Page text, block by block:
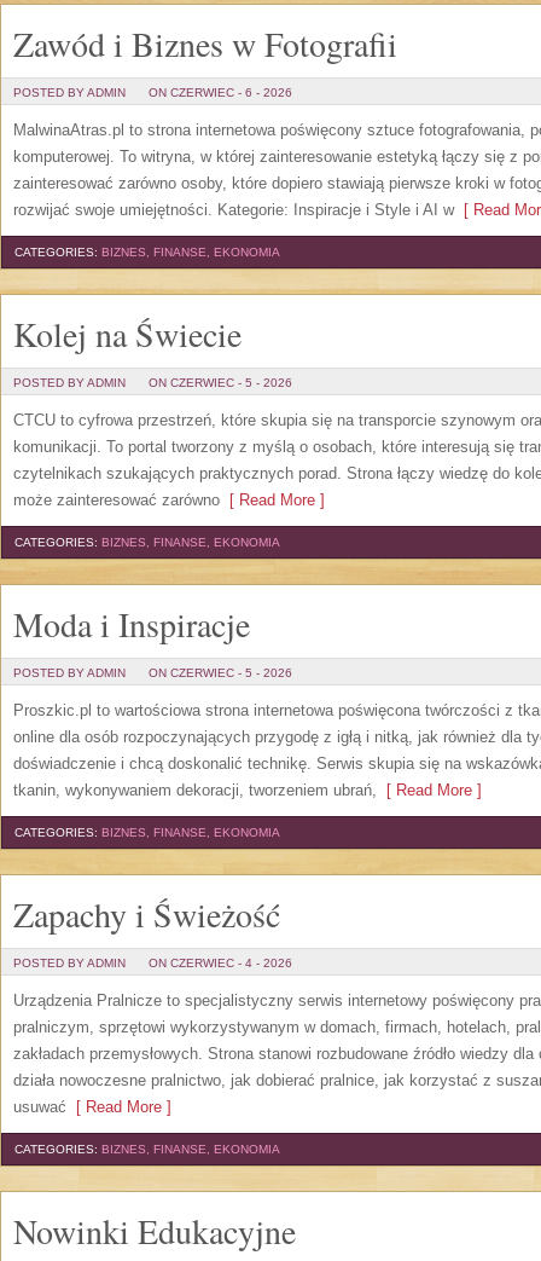
Zawód i Biznes w Fotografii
POSTED BY ADMIN ON CZERWIEC - 6 - 2026
MalwinaAtras.pl to strona internetowa poświęcony sztuce fotografowania,
komputerowej. To witryna, w której zainteresowanie estetyką łączy się z
zainteresować zarówno osoby, które dopiero stawiają pierwsze kroki w
rozwijać swoje umiejętności. Kategorie: Inspiracje i Style i AI w[ Read
CATEGORIES: BIZNES, FINANSE, EKONOMIA
Kolej na Świecie
POSTED BY ADMIN ON CZERWIEC - 5 - 2026
CTCU to cyfrowa przestrzeń, które skupia się na transporcie szynowym
komunikacji. To portal tworzony z myślą o osobach, które interesują się
czytelnikach szukających praktycznych porad. Strona łączy wiedzę do
może zainteresować zarówno [ Read More ]
CATEGORIES: BIZNES, FINANSE, EKONOMIA
Moda i Inspiracje
POSTED BY ADMIN ON CZERWIEC - 5 - 2026
Proszkic.pl to wartościowa strona internetowa poświęcona twórczości z
online dla osób rozpoczynających przygodę z igłą i nitką, jak również dla
doświadczenie i chcą doskonalić technikę. Serwis skupia się na
tkanin, wykonywaniem dekoracji, tworzeniem ubrań, [ Read More ]
CATEGORIES: BIZNES, FINANSE, EKONOMIA
Zapachy i Świeżość
POSTED BY ADMIN ON CZERWIEC - 4 - 2026
Urządzenia Pralnicze to specjalistyczny serwis internetowy poświęcony
pralniczym, sprzętowi wykorzystywanym w domach, firmach, hotelach,
zakładach przemysłowych. Strona stanowi rozbudowane źródło wiedzy
działa nowoczesne pralnictwo, jak dobierać pralnice, jak korzystać z
usuwać [ Read More ]
CATEGORIES: BIZNES, FINANSE, EKONOMIA
Nowinki Edukacyjne